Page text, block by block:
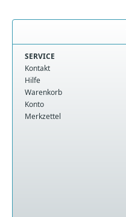
SERVICE
Kontakt
Hilfe
Warenkorb
Konto
Merkzettel